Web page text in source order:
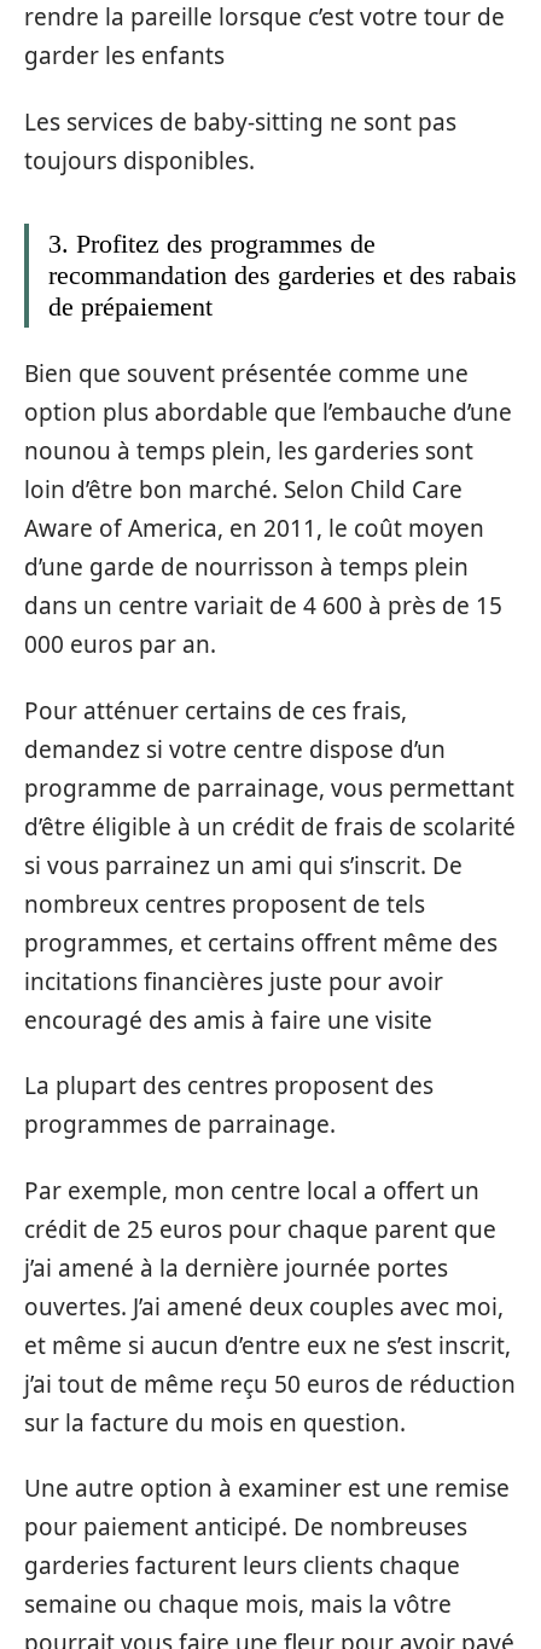
rendre la pareille lorsque c’est votre tour de
garder les enfants
Les services de baby-sitting ne sont pas
toujours disponibles.
3. Profitez des programmes de
recommandation des garderies et des rabais
de prépaiement
Bien que souvent présentée comme une
option plus abordable que l’embauche d’une
nounou à temps plein, les garderies sont
loin d’être bon marché. Selon Child Care
Aware of America, en 2011, le coût moyen
d’une garde de nourrisson à temps plein
dans un centre variait de 4 600 à près de 15
000 euros par an.
Pour atténuer certains de ces frais,
demandez si votre centre dispose d’un
programme de parrainage, vous permettant
d’être éligible à un crédit de frais de scolarité
si vous parrainez un ami qui s’inscrit. De
nombreux centres proposent de tels
programmes, et certains offrent même des
incitations financières juste pour avoir
encouragé des amis à faire une visite
La plupart des centres proposent des
programmes de parrainage.
Par exemple, mon centre local a offert un
crédit de 25 euros pour chaque parent que
j’ai amené à la dernière journée portes
ouvertes. J’ai amené deux couples avec moi,
et même si aucun d’entre eux ne s’est inscrit,
j’ai tout de même reçu 50 euros de réduction
sur la facture du mois en question.
Une autre option à examiner est une remise
pour paiement anticipé. De nombreuses
garderies facturent leurs clients chaque
semaine ou chaque mois, mais la vôtre